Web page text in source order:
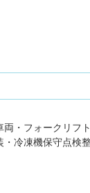
・フォークリフ
冷凍機保守点検